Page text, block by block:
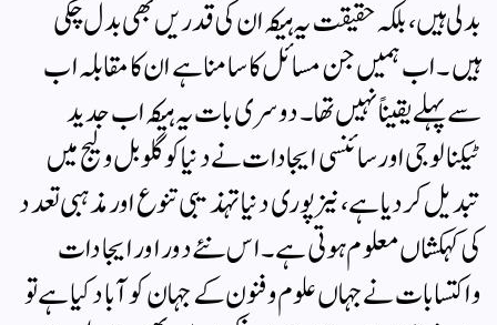
بدلی ہیں، بلکہ حقیقت یہ ہیکہ ان کی قدریں بھی بدل چکی
ہیں۔ اب ہمیں جن مسائل کا سامنا ہے ان کا مقابلہ اب
سے پہلے یقیناً نہیں تھا۔ دوسری بات یہ ہیکہ اب جدید
ٹیکنالوجی اور سائنسی ایجادات نے دنیا کو گلوبل ولیج میں
تبدیل کردیا ہے ،نیز پوری دنیا تہذیبی تنوع اور مذہبی تعدد
کی کہکشاں معلوم ہوتی ہے۔ اس نئے دور اور ایجادات
واکتسابات نے جہاں علوم و فنون کے جہان کو آ باد کیا ہے تو